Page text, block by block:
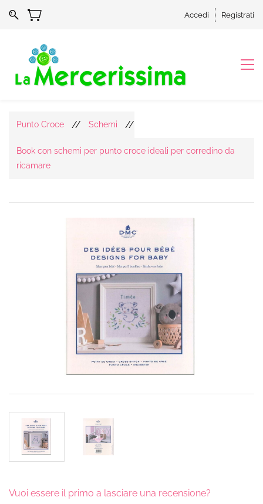
Accedi Registrati
Punto Croce // Schemi //
Book con schemi per punto croce ideali per corredino da
ricamare
Vuoi essere il primo a lasciare una recensione?